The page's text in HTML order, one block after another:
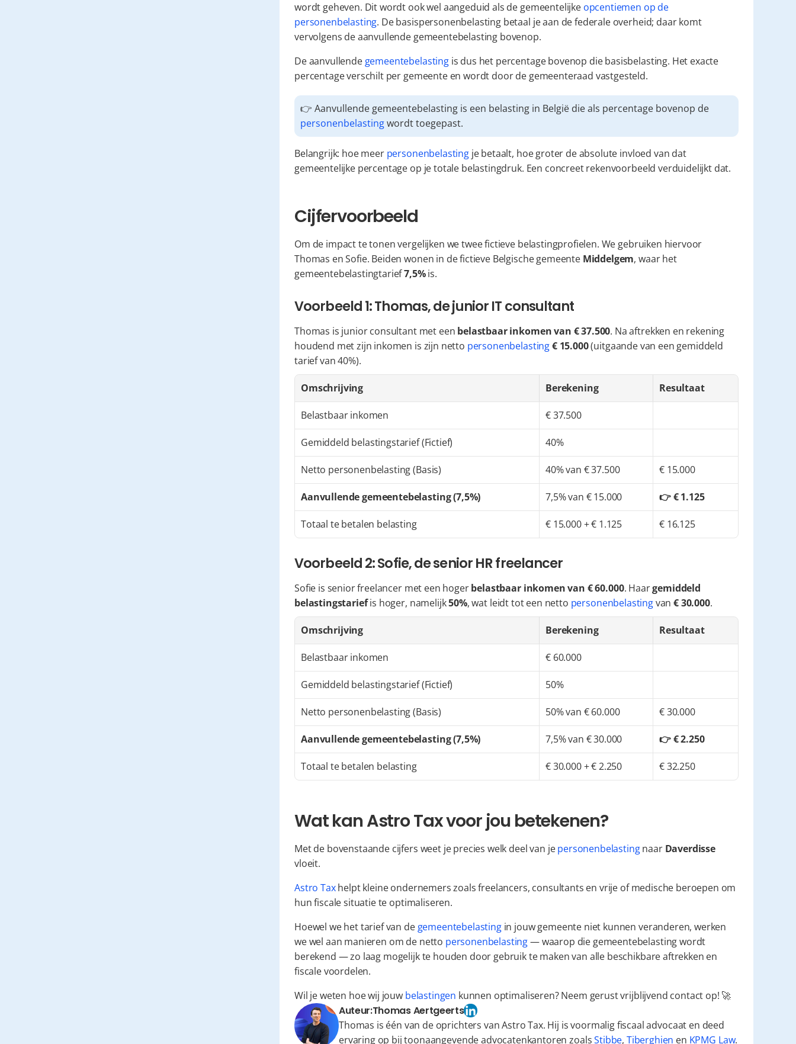
wordt geheven. Dit wordt ook wel aangeduid als de gemeentelijke opcentiemen op de
personenbelasting. De basispersonenbelasting betaal je aan de federale overheid; daar komt
vervolgens de aanvullende gemeentebelasting bovenop.
De aanvullende gemeentebelasting is dus het percentage bovenop die basisbelasting. Het exacte
percentage verschilt per gemeente en wordt door de gemeenteraad vastgesteld.
personenbelasting wordt toegepast.
Belangrijk: hoe meer personenbelasting je betaalt, hoe groter de absolute invloed van dat
gemeentelijke percentage op je totale belastingdruk. Een concreet rekenvoorbeeld verduidelijkt dat.
Cijfervoorbeeld
Om de impact te tonen vergelijken we twee fictieve belastingprofielen. We gebruiken hiervoor
Thomas en Sofie. Beiden wonen in de fictieve Belgische gemeente Middelgem, waar het
gemeentebelastingtarief 7,5% is.
Voorbeeld 1: Thomas, de junior IT consultant
Thomas is junior consultant met een belastbaar inkomen van € 37.500. Na aftrekken en rekening
houdend met zijn inkomen is zijn netto personenbelasting€ 15.000 (uitgaande van een gemiddeld
tarief van 40%).
Omschrijving Berekening Resultaat
Belastbaar inkomen € 37.500
Gemiddeld belastingstarief (Fictief) 40%
Netto personenbelasting (Basis) 40% van € 37.500 € 15.000
Aanvullende gemeentebelasting (7,5%) 7,5% van € 15.000 👉 € 1.125
Totaal te betalen belasting € 15.000 + € 1.125 € 16.125
Voorbeeld 2: Sofie, de senior HR freelancer
Sofie is senior freelancer met een hoger belastbaar inkomen van € 60.000. Haar gemiddeld
belastingstarief is hoger, namelijk 50%, wat leidt tot een netto personenbelasting van € 30.000.
Omschrijving Berekening Resultaat
Belastbaar inkomen € 60.000
Gemiddeld belastingstarief (Fictief) 50%
Netto personenbelasting (Basis) 50% van € 60.000 € 30.000
Aanvullende gemeentebelasting (7,5%) 7,5% van € 30.000 👉 € 2.250
Totaal te betalen belasting € 30.000 + € 2.250 € 32.250
Wat kan Astro Tax voor jou betekenen?
Met de bovenstaande cijfers weet je precies welk deel van je personenbelasting naar Daverdisse
vloeit.
Astro Tax helpt kleine ondernemers zoals freelancers, consultants en vrije of medische beroepen om
hun fiscale situatie te optimaliseren.
Hoewel we het tarief van de gemeentebelasting in jouw gemeente niet kunnen veranderen, werken
we wel aan manieren om de netto personenbelasting — waarop die gemeentebelasting wordt
berekend — zo laag mogelijk te houden door gebruik te maken van alle beschikbare aftrekken en
fiscale voordelen.
Wil je weten hoe wij jouw belastingen kunnen optimaliseren? Neem gerust vrijblijvend contact op! 🚀
Auteur:Thomas Aertgeerts
Thomas is één van de oprichters van Astro Tax. Hij is voormalig fiscaal advocaat en deed
ervaring op bij toonaangevende advocatenkantoren zoalsStibbe, Tiberghien en KPMG Law.